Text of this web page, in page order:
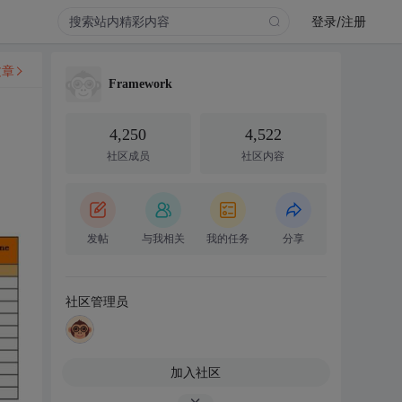
登录/注册
Framework
4,250
社区成员
4,522
社区内容
发帖 与我相关 我的任务 分享
社区管理员
加入社区